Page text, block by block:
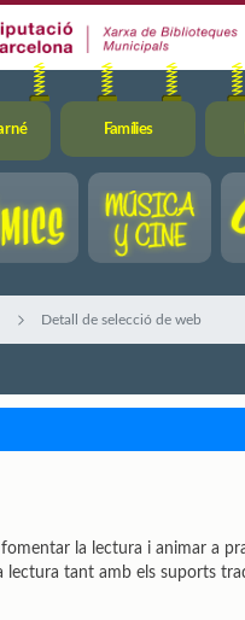
Famílies
Detall de selecció de web
la lectura i animar a
lectura tant amb els suports